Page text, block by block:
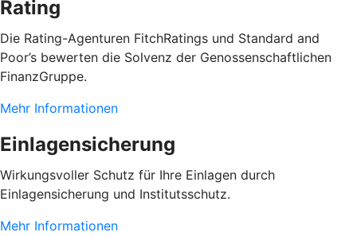
Rating
Die Rating-Agenturen FitchRatings und Standard and
Poor’s bewerten die Solvenz der Genossenschaftlichen
FinanzGruppe.
Mehr Informationen
Einlagensicherung
Wirkungsvoller Schutz für Ihre Einlagen durch
Einlagensicherung und Institutsschutz.
Mehr Informationen